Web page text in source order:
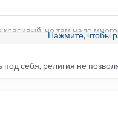
красивый, но там надо
Нажмите, чтобы
себя, религия не